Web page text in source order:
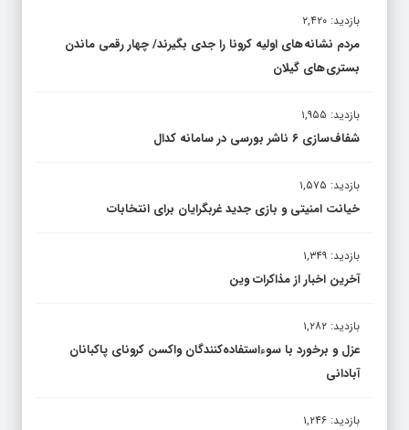
بازدید: ۲,۴۲۰
مردم نشانه های اولیه کرونا را جدی بگیرند/ چهار رقمی ماندن
بستری های گیلان
بازدید: ۱,۹۵۵
شفاف‌سازی ۶ ناشر بورسی در سامانه کدال
بازدید: ۱,۵۷۵
خیانت امنیتی و بازی جدید غربگرایان برای انتخابات
بازدید: ۱,۳۴۹
آخرین اخبار از مذاکرات وین
بازدید: ۱,۲۸۲
عزل و برخورد با سوءاستفاده‌کنندگان واکسن کرونای پاکبانان
آبادانی
بازدید: ۱,۲۴۶